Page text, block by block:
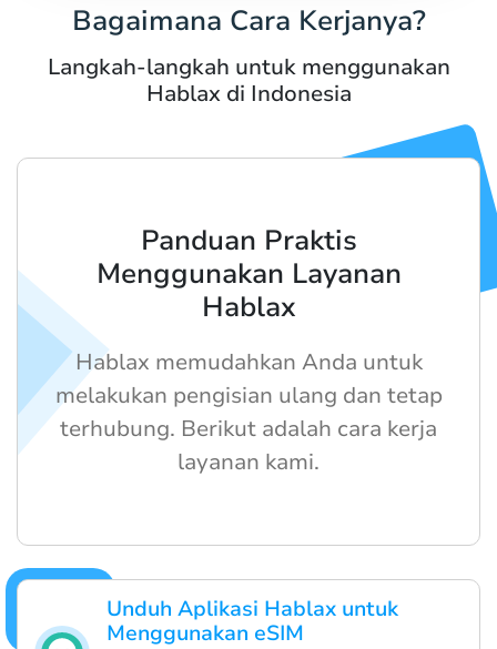
Bagaimana Cara Kerjanya?
Langkah-langkah untuk menggunakan
Hablax di Indonesia
Unduh Aplikasi Hablax untuk
Menggunakan eSIM
Panduan Praktis
Menggunakan Layanan
Hablax
Hablax memudahkan Anda untuk
melakukan pengisian ulang dan tetap
terhubung. Berikut adalah cara kerja
layanan kami.